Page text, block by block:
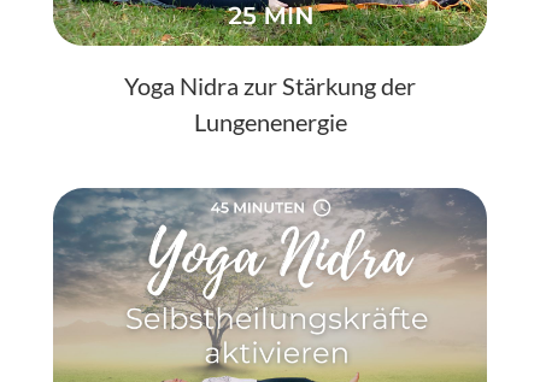
Yoga Nidra zur Stärkung der
Lungenenergie